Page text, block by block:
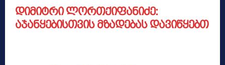
დიმიტრი ლორთქიფანიძე:
აჯანყებისთვის მზადებას დავიწყებთ